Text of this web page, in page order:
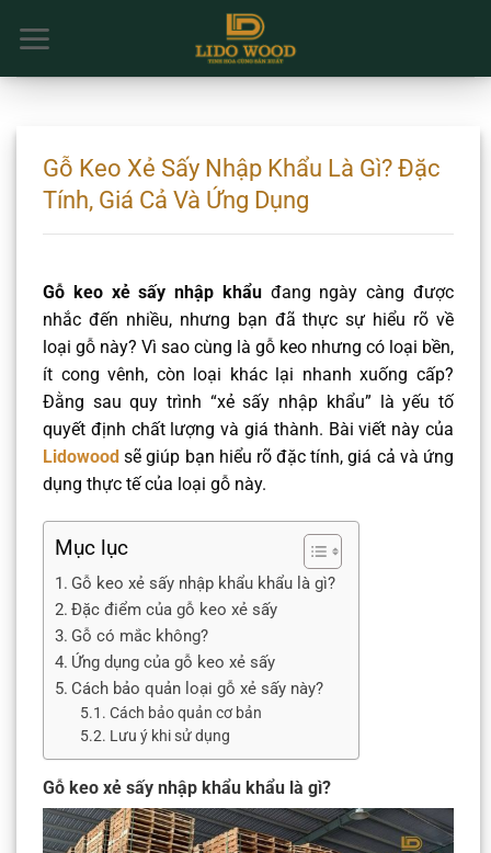
đến
Gỗ Keo Xẻ Sấy Nhập Khẩu Là Gì? Đặc
Tính, Giá Cả Và Ứng Dụng
Gỗ keo xẻ sấy nhập khẩuđang ngày càng được
nhắc đến nhiều, nhưng bạn đã thực sự hiểu rõ về
loại gỗ này? Vì sao cùng là gỗ keo nhưng có loại bền,
ít cong vênh, còn loại khác lại nhanh xuống cấp?
Đằng sau quy trình “xẻ sấy nhập khẩu” là yếu tố
quyết định chất lượng và giá thành. Bài viết này của
Lidowood sẽ giúp bạn hiểu rõ đặc tính, giá cả và ứng
dụng thực tế của loại gỗ này.
Mục lục
Gỗ keo xẻ sấy nhập khẩu khẩu là gì?
Đặc điểm của gỗ keo xẻ sấy
Gỗ có mắc không?
Ứng dụng của gỗ keo xẻ sấy
Cách bảo quản loại gỗ xẻ sấy này?
Cách bảo quản cơ bản
Lưu ý khi sử dụng
Gỗ keo xẻ sấy nhập khẩu khẩu là gì?